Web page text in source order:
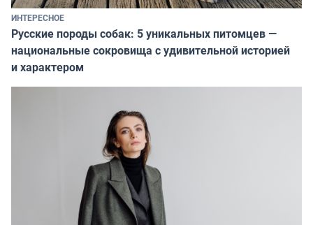
ИНТЕРЕСНОЕ
Русские породы собак: 5 уникальных питомцев —
национальные сокровища с удивительной историей
и характером